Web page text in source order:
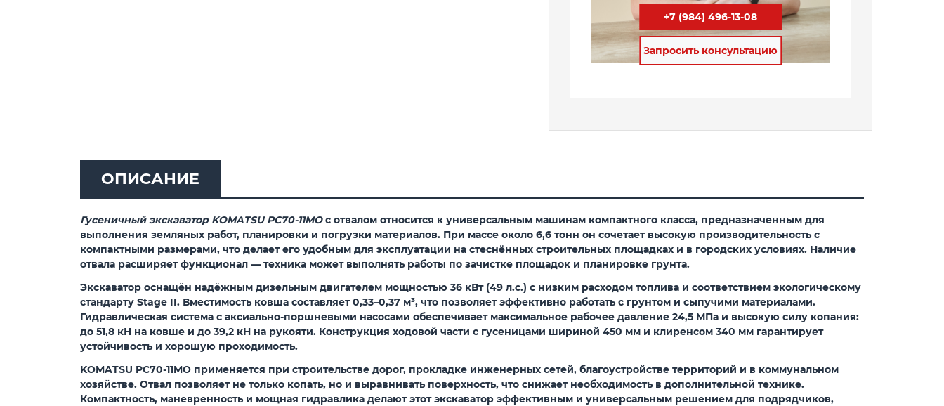
+7 (984) 496-13-08
Запросить консультацию
ОПИСАНИЕ
Гусеничный экскаватор KOMATSU PC70-11MOс отвалом относится к универсальным машинам компактного класса, предназначенным для
выполнения земляных работ, планировки и погрузки материалов. При массе около 6,6 тонн он сочетает высокую производительность с
компактными размерами, что делает его удобным для эксплуатации на стеснённых строительных площадках и в городских условиях. Наличие
отвала расширяет функционал — техника может выполнять работы по зачистке площадок и планировке грунта.
Экскаватор оснащён надёжным дизельным двигателем мощностью 36 кВт (49 л.с.) с низким расходом топлива и соответствием экологическому
стандарту Stage II. Вместимость ковша составляет 0,33–0,37 м³, что позволяет эффективно работать с грунтом и сыпучими материалами.
Гидравлическая система с аксиально-поршневыми насосами обеспечивает максимальное рабочее давление 24,5 МПа и высокую силу копания:
до 51,8 кН на ковше и до 39,2 кН на рукояти. Конструкция ходовой части с гусеницами шириной 450 мм и клиренсом 340 мм гарантирует
устойчивость и хорошую проходимость.
KOMATSU PC70-11MO применяется при строительстве дорог, прокладке инженерных сетей, благоустройстве территорий и в коммунальном
хозяйстве. Отвал позволяет не только копать, но и выравнивать поверхность, что снижает необходимость в дополнительной технике.
Компактность, маневренность и мощная гидравлика делают этот экскаватор эффективным и универсальным решением для подрядчиков,